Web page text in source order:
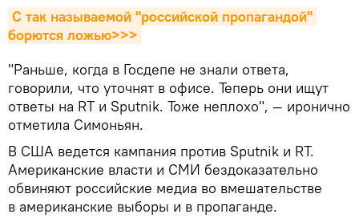
С так называемой "российской пропагандой"
борются ложью>>>
"Раньше, когда в Госдепе не знали ответа,
говорили, что уточнят в офисе. Теперь они ищут
ответы на RT и Sputnik. Тоже неплохо", — иронично
отметила Симоньян.
В США ведется кампания против Sputnik и RT.
Американские власти и СМИ бездоказательно
обвиняют российские медиа во вмешательстве
в американские выборы и в пропаганде.